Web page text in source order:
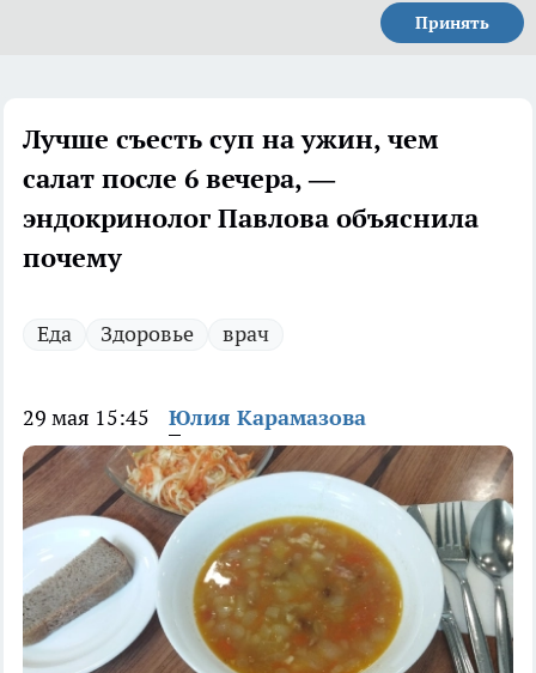
Принять
Лучше съесть суп на ужин, чем
салат после 6 вечера, —
эндокринолог Павлова объяснила
почему
Еда Здоровье врач
29 мая 15:45 Юлия Карамазова